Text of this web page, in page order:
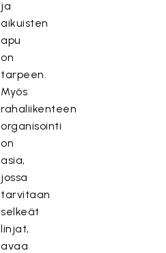
ja
aikuisten
apu
on
tarpeen.
Myös
rahaliikenteen
organisointi
on
asia,
jossa
tarvitaan
selkeät
linjat,
avaa